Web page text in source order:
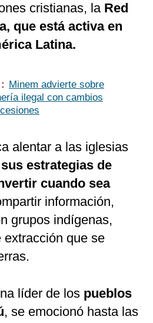
cristianas, la Red
que está activa en
Latina.
Minem advierte sobre
ilegal con cambios
alentar a las iglesias
estrategias de
cuando sea
información,
grupos indígenas,
que se
líder de los pueblos
, se emocionó hasta las